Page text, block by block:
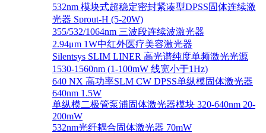
532nm 模块式超稳定密封紧凑型DPSS固体连续激
光器 Sprout-H (5-20W)
355/532/1064nm 三波段连续波激光器
2.94μm 1W中红外医疗美容激光器
Silentsys SLIM LINER 高光谱纯度单频激光光源
1530-1560nm (1-100mW 线宽小于1Hz)
640 NX 高功率SLM CW DPSS单纵模固体激光器
640nm 1.5W
单纵模二极管泵浦固体激光器模块 320-640nm 20-
200mW
532nm光纤耦合固体激光器 70mW